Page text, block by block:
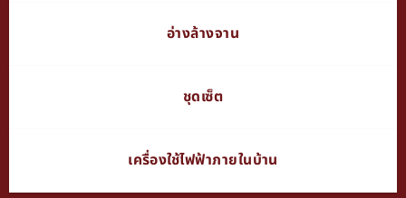
อ่างล้างจาน
ชุดเซ็ต
เครื่องใช้ไฟฟ้าภายในบ้าน